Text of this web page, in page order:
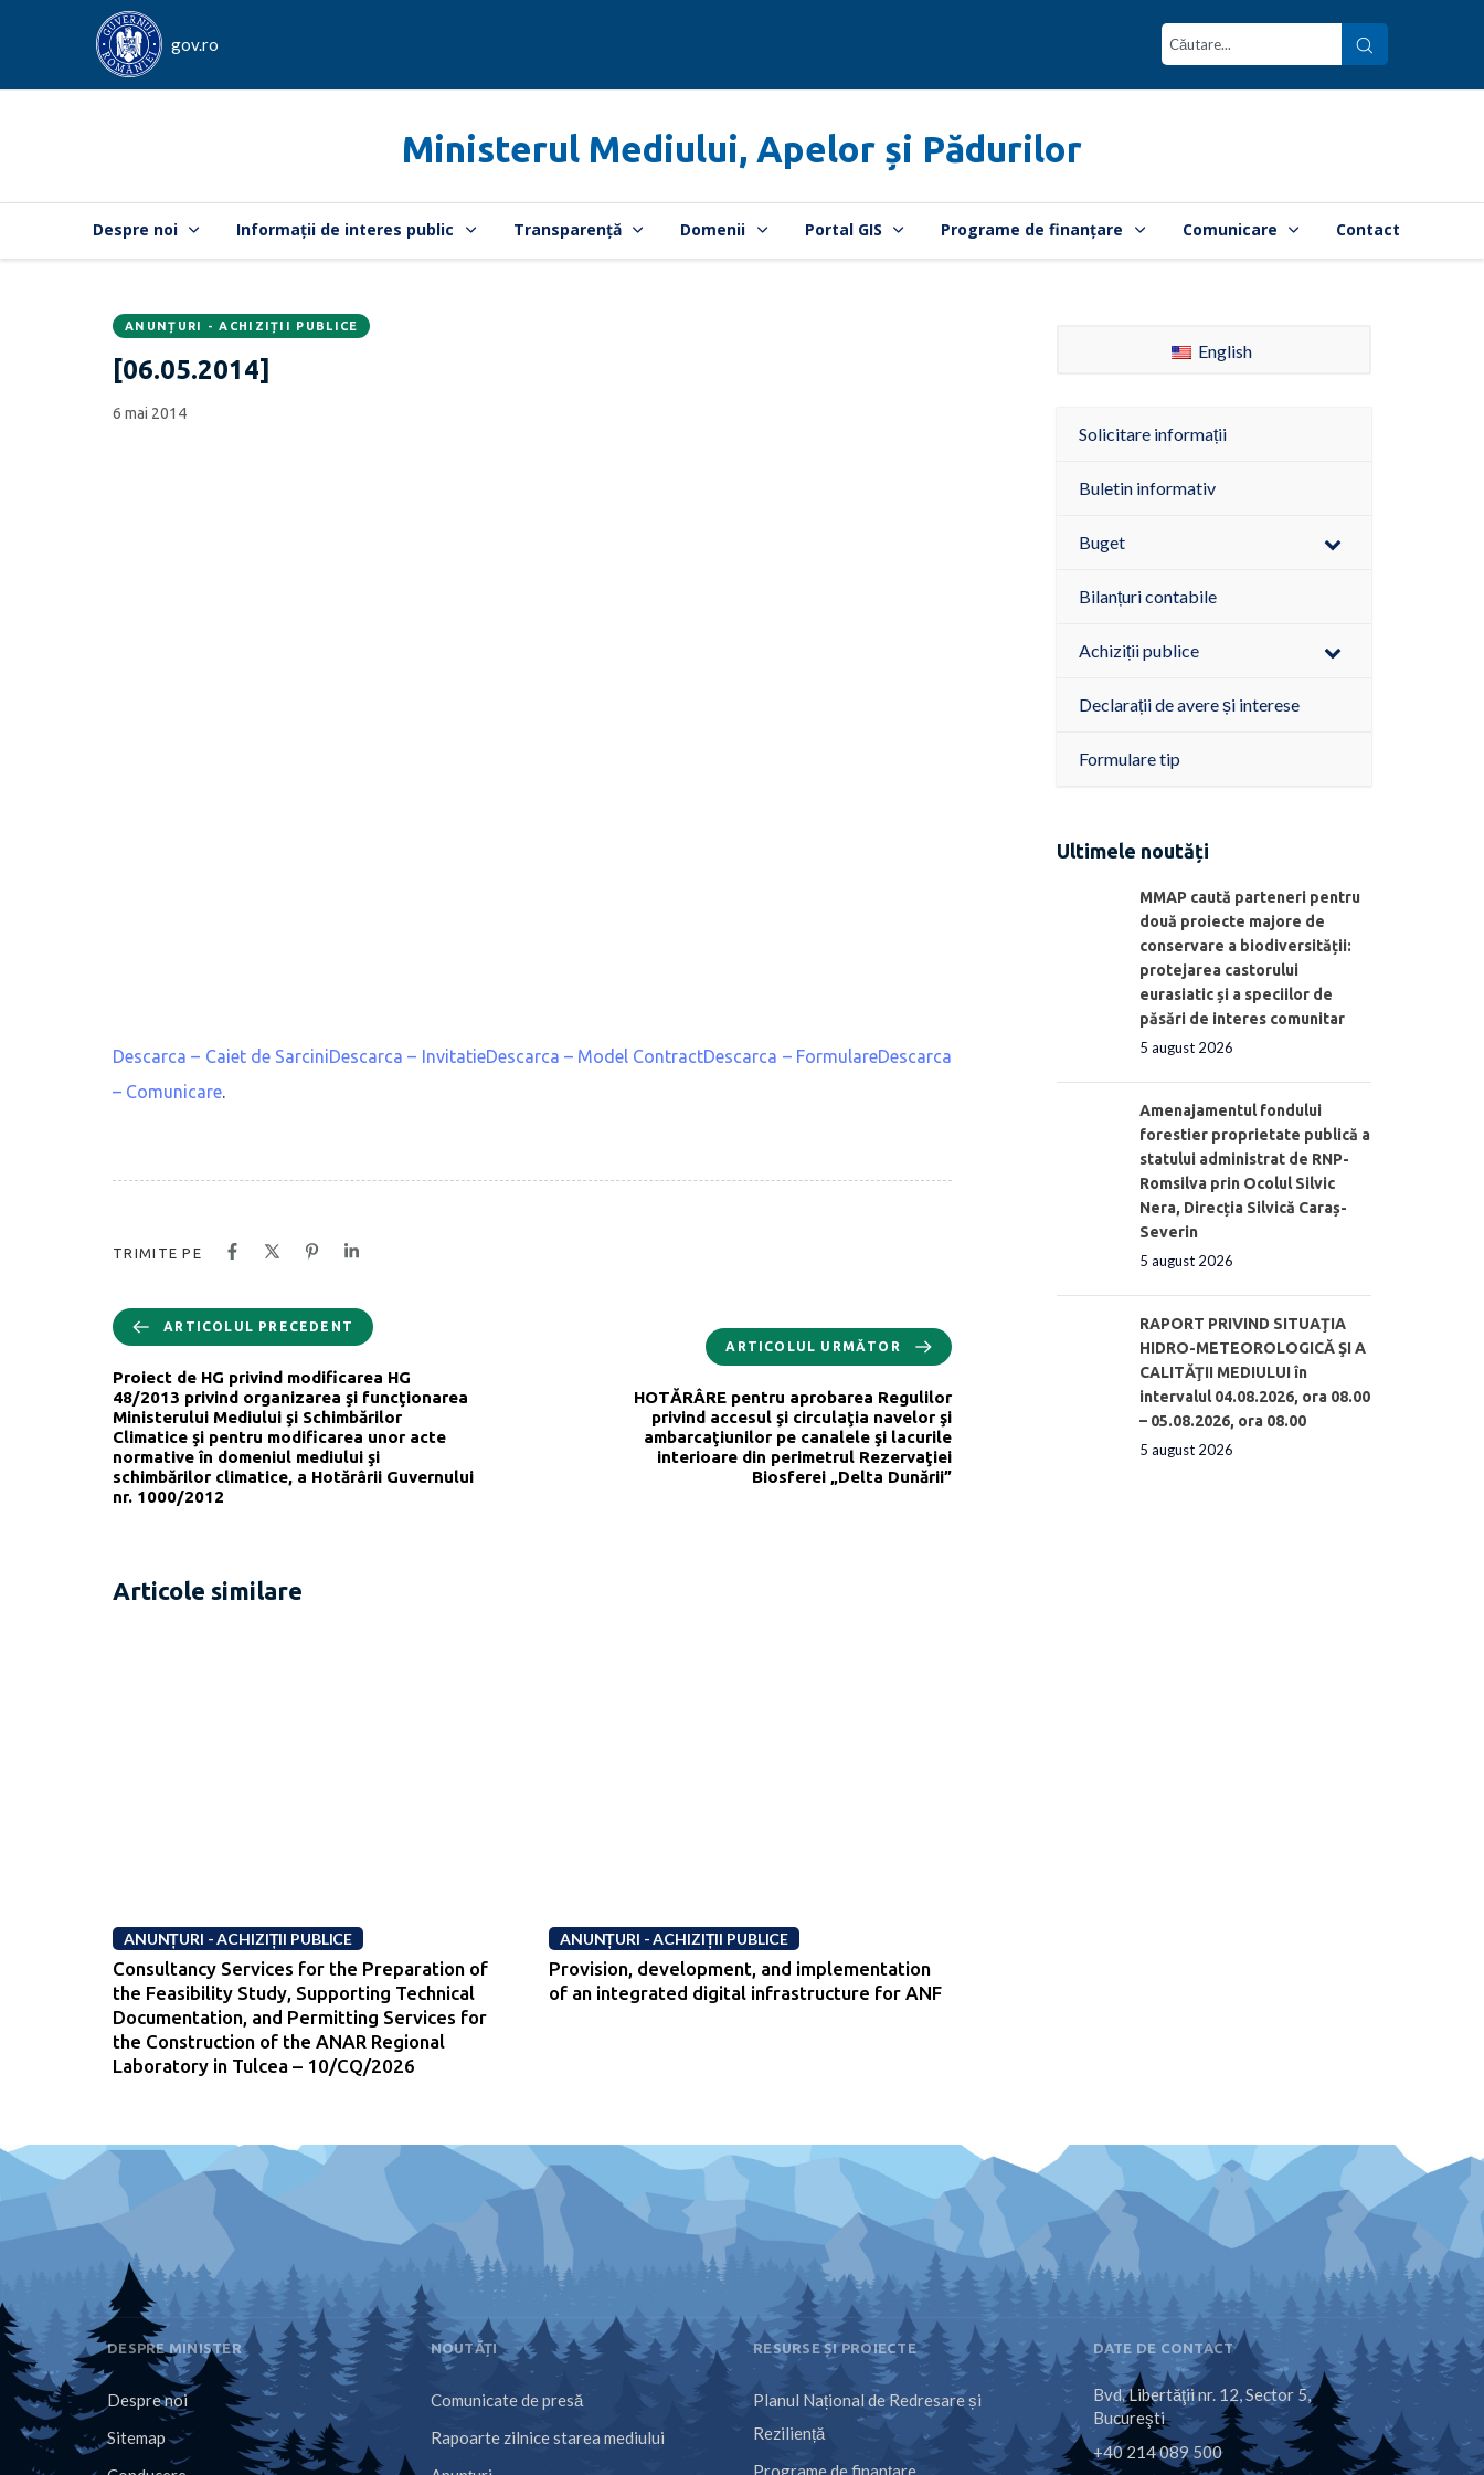
gov.ro
Ministerul Mediului, Apelor și Pădurilor
Despre noi Informații de interes public Transparență Domenii Portal GIS Programe de finanțare Comunicare Contact
CATEGORIA:
ANUNȚURI - ACHIZIȚII PUBLICE
[06.05.2014]
Data
publicării:
6 mai 2014
Descarca – Caiet de SarciniDescarca – InvitatieDescarca – Model ContractDescarca – FormulareDescarca
– Comunicare.
TRIMITE PE
ARTICOLUL PRECEDENT
Proiect de HG privind modificarea HG
48/2013 privind organizarea şi funcţionarea
Ministerului Mediului şi Schimbărilor
Climatice şi pentru modificarea unor acte
normative în domeniul mediului şi
schimbărilor climatice, a Hotărârii Guvernului
nr. 1000/2012
ARTICOLUL URMĂTOR
HOTĂRÂRE pentru aprobarea Regulilor
privind accesul şi circulaţia navelor şi
ambarcaţiunilor pe canalele şi lacurile
interioare din perimetrul Rezervaţiei
Biosferei „Delta Dunării”
Articole similare
ANUNȚURI - ACHIZIȚII PUBLICE
Consultancy Services for the Preparation of
the Feasibility Study, Supporting Technical
Documentation, and Permitting Services for
the Construction of the ANAR Regional
Laboratory in Tulcea – 10/CQ/2026
ANUNȚURI - ACHIZIȚII PUBLICE
Provision, development, and implementation
of an integrated digital infrastructure for ANF
English
Solicitare informații
Buletin informativ
Buget
Bilanțuri contabile
Achiziții publice
Declarații de avere și interese
Formulare tip
Ultimele noutăți
MMAP caută parteneri pentru
două proiecte majore de
conservare a biodiversității:
protejarea castorului
eurasiatic și a speciilor de
păsări de interes comunitar
5 august 2026
Amenajamentul fondului
forestier proprietate publică a
statului administrat de RNP-
Romsilva prin Ocolul Silvic
Nera, Direcția Silvică Caraș-
Severin
5 august 2026
RAPORT PRIVIND SITUAŢIA
HIDRO-METEOROLOGICĂ ŞI A
CALITĂŢII MEDIULUI în
intervalul 04.08.2026, ora 08.00
– 05.08.2026, ora 08.00
5 august 2026
DESPRE MINISTER
Despre noi
Sitemap
NOUTĂȚI
Comunicate de presă
Rapoarte zilnice starea mediului
RESURSE ȘI PROIECTE
Planul Național de Redresare și
Reziliență
Programe de finanțare
DATE DE CONTACT
Bvd. Libertăţii nr. 12, Sector 5,
Bucureşti
+40 214 089 500